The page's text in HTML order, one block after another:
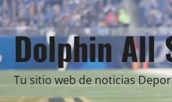
Dolphin All
Tu sitio web de noticias